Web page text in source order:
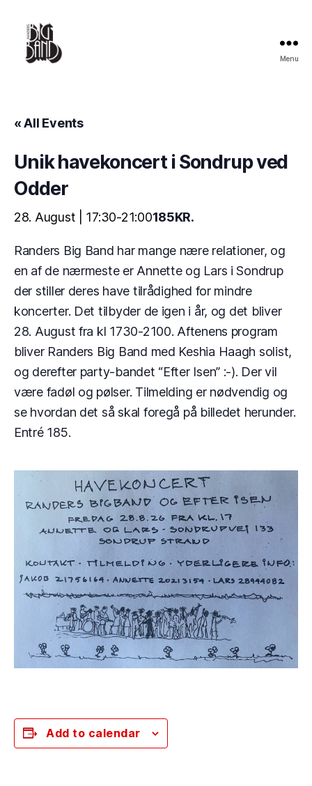
Menu
« All Events
Unik havekoncert i Sondrup ved
Odder
28. August | 17:30-21:00185KR.
Randers Big Band har mange nære relationer, og
en af de nærmeste er Annette og Lars i Sondrup
der stiller deres have tilrådighed for mindre
koncerter. Det tilbyder de igen i år, og det bliver
28. August fra kl 1730-2100. Aftenens program
bliver Randers Big Band med Keshia Haagh solist,
og derefter party-bandet “Efter Isen” :-). Der vil
være fadøl og pølser. Tilmelding er nødvendig og
se hvordan det så skal foregå på billedet herunder.
Entré 185.
Add to calendar